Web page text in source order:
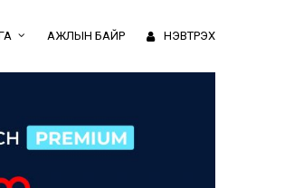
АЖЛЫН БАЙР НЭВТРЭХ